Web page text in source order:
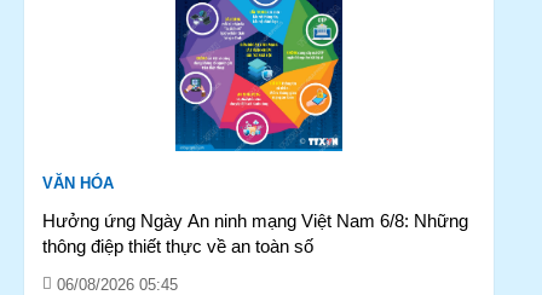
VĂN HÓA
Hưởng ứng Ngày An ninh mạng Việt Nam 6/8: Những
thông điệp thiết thực về an toàn số
06/08/2026 05:45